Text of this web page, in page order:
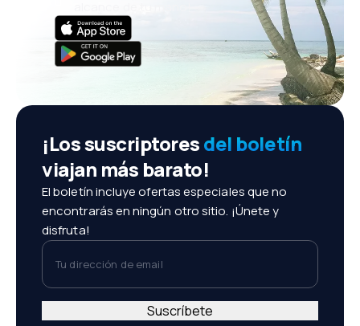
¡Los suscriptoresdel boletín
viajan más barato!
El boletín incluye ofertas especiales que no
encontrarás en ningún otro sitio. ¡Únete y
disfruta!
Tu dirección de email
Suscríbete